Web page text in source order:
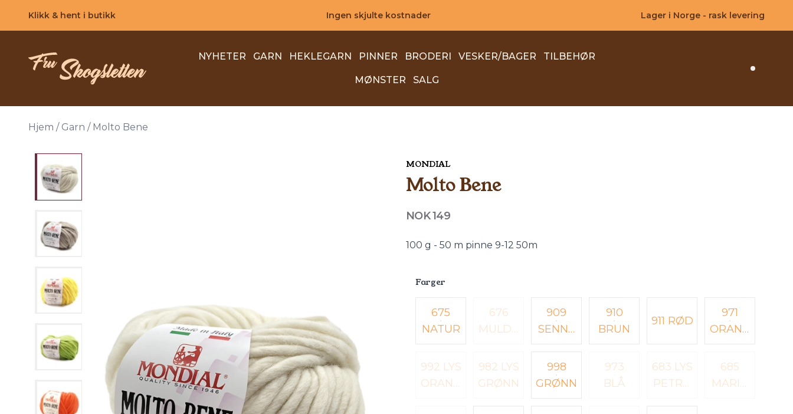
Klikk & hent i butikk Ingen skjulte kostnader Lager i Norge - rask levering
NYHETER GARN HEKLEGARN PINNER BRODERI VESKER/BAGER TILBEHØR
MØNSTER SALG Search
Hjem / Garn / Molto Bene
MONDIAL
Molto Bene
Produktdetaljer
NOK 149
Description
100 g - 50 m pinne 9-12 50m
Farger
Velg en Farger
675
NATUR
676
MULDV
909
SENNE
P
910
BRUN
911 RØD
971
ORANG
E
992 LYS
ORANG
982 LYS
GRØNN
998
GRØNN
973
BLÅ
683 LYS
PETRO
685
MARIN